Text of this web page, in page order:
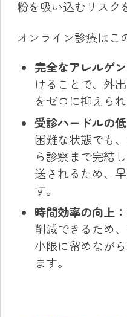
粉を吸い込むリスク
オンライン診療はこ
完全なアレルゲ
けることで、外
をゼロに抑えられ
受診ハードルの低
困難な状態でも
ら診察まで完結
送されるため、
す。
時間効率の向上：
削減できるため
小限に留めなが
ます。